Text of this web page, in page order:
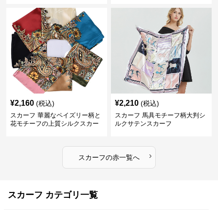
¥2,160 (税込)
スカーフ 華麗なペイズリー柄と
花モチーフの上質シルクスカー
¥2,210 (税込)
スカーフ 馬具モチーフ柄大判シ
ルクサテンスカーフ
スカーフの赤一覧へ ›
スカーフ カテゴリ一覧